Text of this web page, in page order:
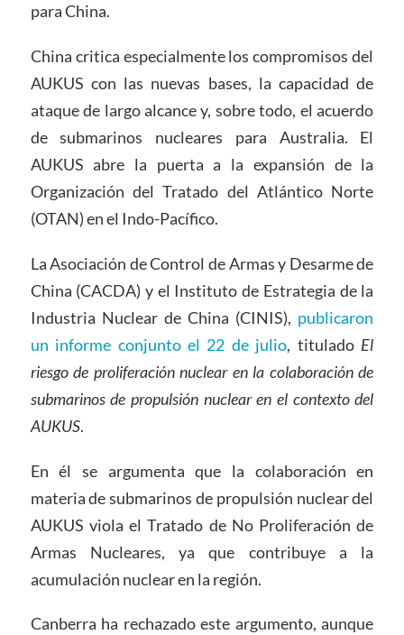
para China.
China critica especialmente los compromisos del
AUKUS con las nuevas bases, la capacidad de
ataque de largo alcance y, sobre todo, el acuerdo
de submarinos nucleares para Australia. El
AUKUS abre la puerta a la expansión de la
Organización del Tratado del Atlántico Norte
(OTAN) en el Indo-Pacífico.
La Asociación de Control de Armas y Desarme de
China (CACDA) y el Instituto de Estrategia de la
Industria Nuclear de China (CINIS), publicaron
un informe conjunto el 22 de julio, titulado El
riesgo de proliferación nuclear en la colaboración de
submarinos de propulsión nuclear en el contexto del
AUKUS.
En él se argumenta que la colaboración en
materia de submarinos de propulsión nuclear del
AUKUS viola el Tratado de No Proliferación de
Armas Nucleares, ya que contribuye a la
acumulación nuclear en la región.
Canberra ha rechazado este argumento, aunque